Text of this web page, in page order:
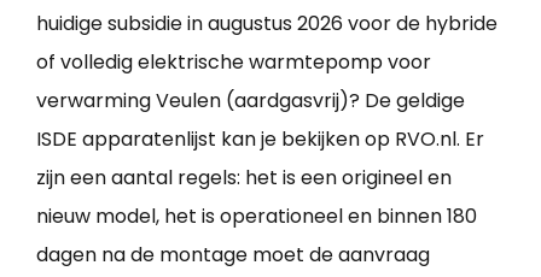
huidige subsidie in augustus 2026 voor de hybride
of volledig elektrische warmtepomp voor
verwarming Veulen (aardgasvrij)? De geldige
ISDE apparatenlijst kan je bekijken op RVO.nl. Er
zijn een aantal regels: het is een origineel en
nieuw model, het is operationeel en binnen 180
dagen na de montage moet de aanvraag